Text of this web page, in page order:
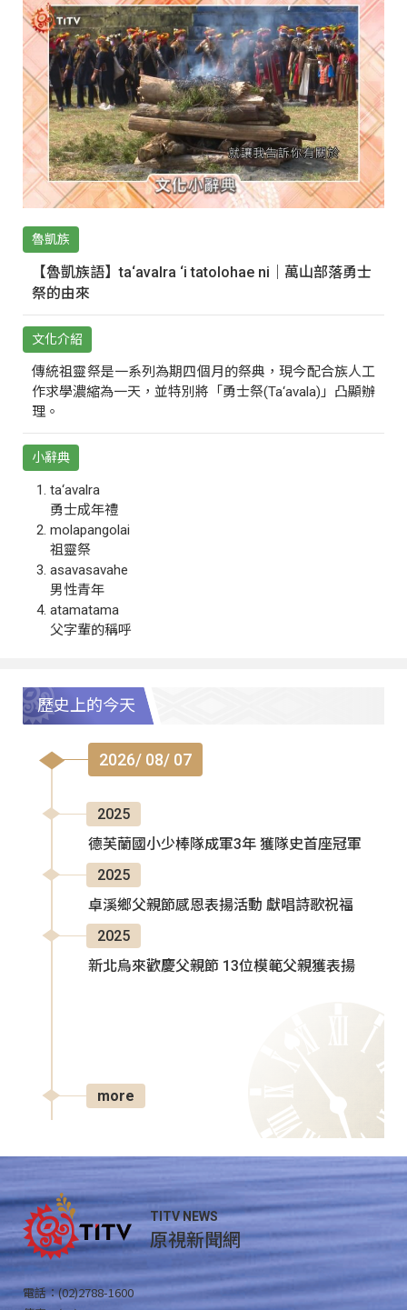
魯凱族
【魯凱族語】ta‘avalra ‘i tatolohae ni｜萬山部落勇士
祭的由來
文化介紹
傳統祖靈祭是一系列為期四個月的祭典，現今配合族人工
作求學濃縮為一天，並特別將「勇士祭(Ta‘avala)」凸顯辦
理。
小辭典
ta‘avalra
勇士成年禮
molapangolai
祖靈祭
asavasavahe
男性青年
atamatama
父字輩的稱呼
歷史上的今天
2026/ 08/ 07
2025
德芙蘭國小少棒隊成軍3年 獲隊史首座冠軍
2025
卓溪鄉父親節感恩表揚活動 獻唱詩歌祝福
2025
新北烏來歡慶父親節 13位模範父親獲表揚
more
TITV NEWS
原視新聞網
電話：(02)2788-1600